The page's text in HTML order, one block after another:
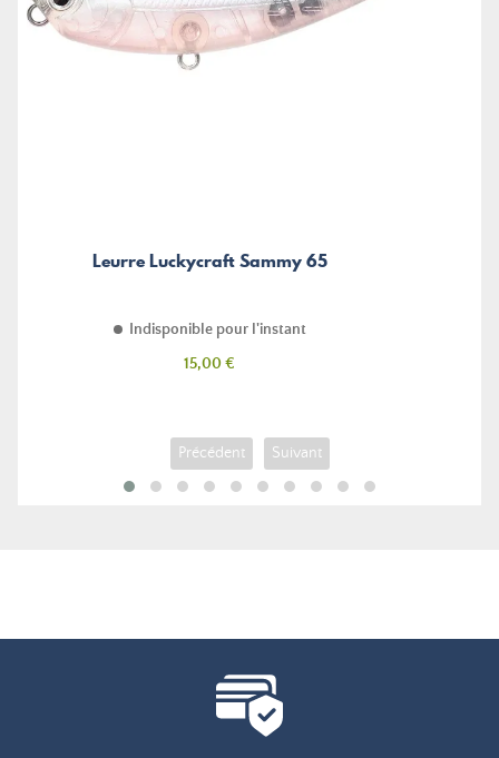
Leurre Luckycraft Sammy 65
Indisponible pour l'instant
Prix
15,00 €
Précédent Suivant